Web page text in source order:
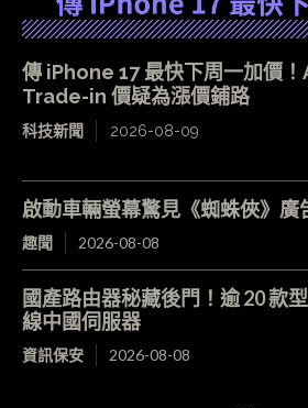
傳 iPhone 17 最快下周一加價
Trade-in 價疑為漲價鋪路
科技新聞 2026-08-09
啟動車輛螢幕驚見《蜘蛛俠》廣
趣聞 2026-08-08
國產路由器秘藏後門！逾 20 款
線中國伺服器
資訊保安 2026-08-08